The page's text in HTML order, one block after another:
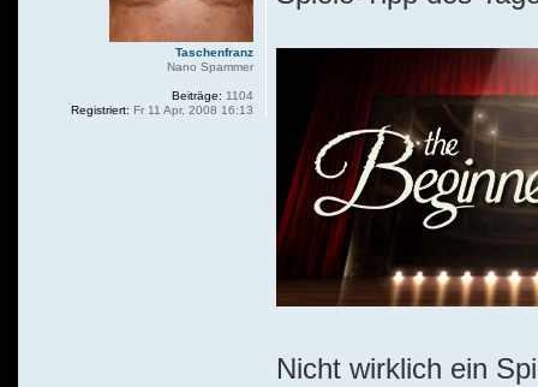
Nicht wirklich ein
Taschenfranz
Nano Spammer
Beiträge: 1104
Registriert: Fr 11 Apr, 2008 16:13